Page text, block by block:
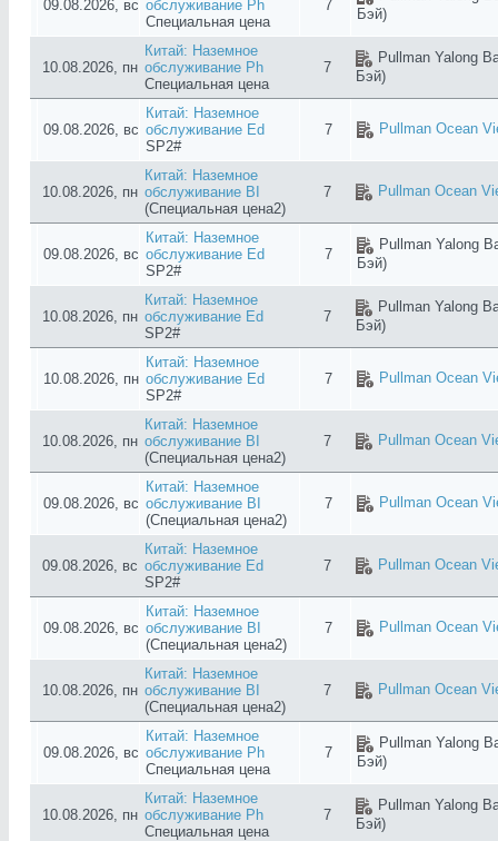
09.08.2026, вс обслуживание Ph
Специальная цена
7
Бэй)
10.08.2026, пн
Китай: Наземное
обслуживание Ph
Специальная цена
7
Pullman Yalong
Бэй)
09.08.2026, вс
Китай: Наземное
обслуживание Ed
SP2#
7 Pullman Ocean
10.08.2026, пн
Китай: Наземное
обслуживание BI
(Специальная цена2)
7 Pullman Ocean
09.08.2026, вс
Китай: Наземное
обслуживание Ed
SP2#
7
Pullman Yalong
Бэй)
10.08.2026, пн
Китай: Наземное
обслуживание Ed
SP2#
7
Pullman Yalong
Бэй)
10.08.2026, пн
Китай: Наземное
обслуживание Ed
SP2#
7 Pullman Ocean
10.08.2026, пн
Китай: Наземное
обслуживание BI
(Специальная цена2)
7 Pullman Ocean
09.08.2026, вс
Китай: Наземное
обслуживание BI
(Специальная цена2)
7 Pullman Ocean
09.08.2026, вс
Китай: Наземное
обслуживание Ed
SP2#
7 Pullman Ocean
09.08.2026, вс
Китай: Наземное
обслуживание BI
(Специальная цена2)
7 Pullman Ocean
10.08.2026, пн
Китай: Наземное
обслуживание BI
(Специальная цена2)
7 Pullman Ocean
09.08.2026, вс
Китай: Наземное
обслуживание Ph
Специальная цена
7
Pullman Yalong
Бэй)
10.08.2026, пн
Китай: Наземное
обслуживание Ph
Специальная цена
7
Pullman Yalong
Бэй)